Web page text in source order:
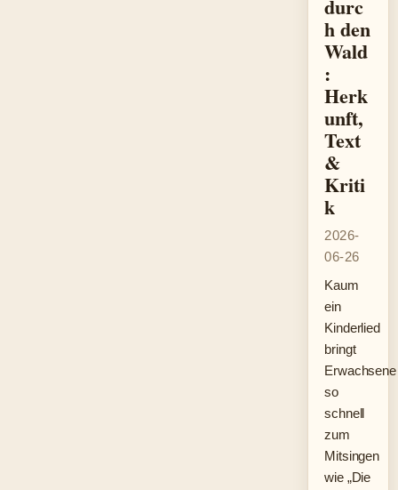
durc
h den
Wald
:
Herk
unft,
Text
&
Kriti
k
2026-
06-26
Kaum
ein
Kinderlied
bringt
Erwachsene
so
schnell
zum
Mitsingen
wie „Die